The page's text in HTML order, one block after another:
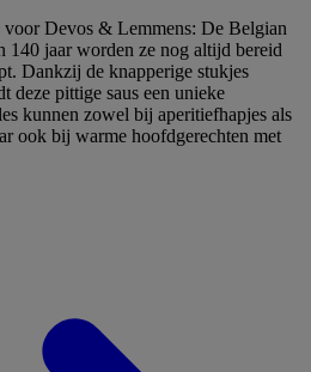
voor Devos & Lemmens: De Belgian
140 jaar worden ze nog altijd bereid
Dankzij de knapperige stukjes
deze pittige saus een unieke
kunnen zowel bij aperitiefhapjes als
ook bij warme hoofdgerechten met